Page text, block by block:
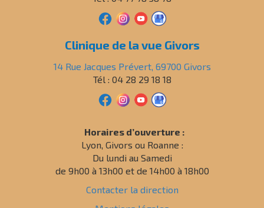
Clinique de la vue Givors
14 Rue Jacques Prévert, 69700 Givors
Tél : 04 28 29 18 18
Horaires d’ouverture :
Lyon, Givors ou Roanne :
Du lundi au Samedi
de 9h00 à 13h00 et de 14h00 à 18h00
Contacter la direction